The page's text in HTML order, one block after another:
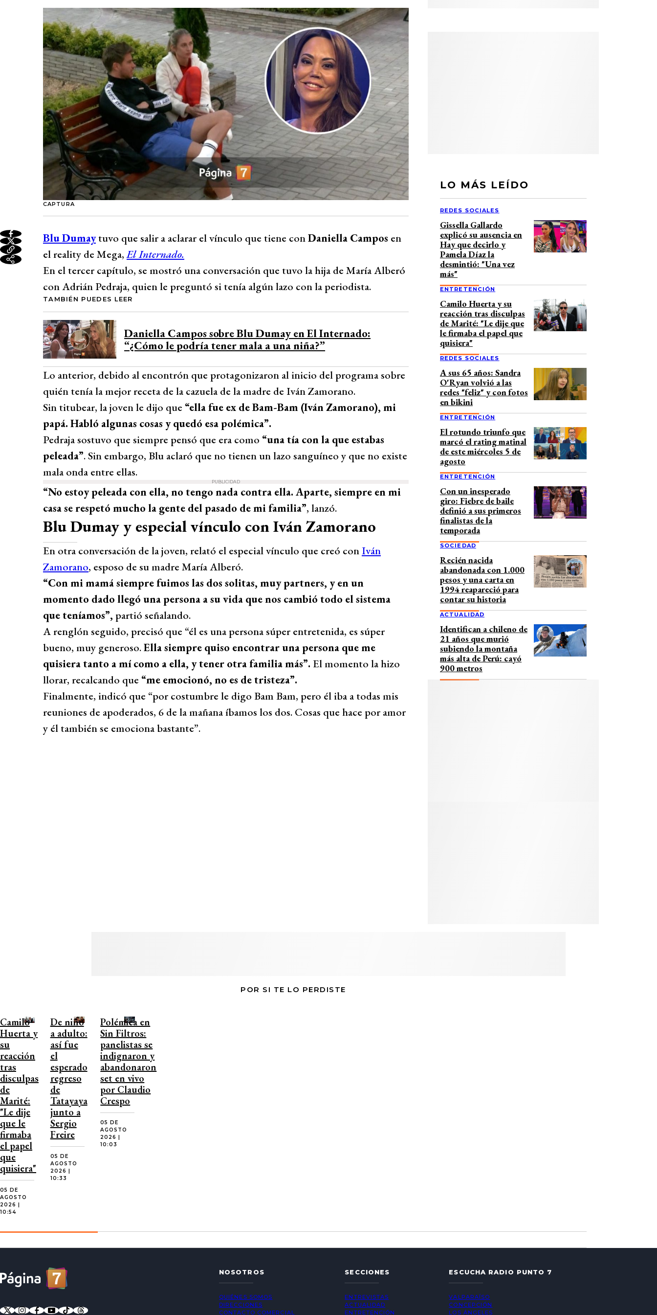
CAPTURA
Blu Dumaytuvo que salir a aclarar el vínculo que tiene conDaniella Campos en
el reality de Mega, El Internado.
En el tercer capítulo, se mostró una conversación que tuvo la hija de María Alberó
con Adrián Pedraja, quien le preguntó si tenía algún lazo con la periodista.
TAMBIÉN PUEDES LEER
Daniella Campos sobre Blu Dumay en El Internado:
“¿Cómo le podría tener mala a una niña?”
Lo anterior, debido al encontrón que protagonizaron al inicio del programa sobre
quién tenía la mejor receta de la cazuela de la madre de Iván Zamorano.
Sin titubear, la joven le dijo que “ella fue ex de Bam-Bam (Iván Zamorano), mi
papá. Habló algunas cosas y quedó esa polémica”.
Pedraja sostuvo que siempre pensó que era como “una tía con la que estabas
peleada”. Sin embargo, Blu aclaró que no tienen un lazo sanguíneo y que no existe
mala onda entre ellas.
PUBLICIDAD
“No estoy peleada con ella, no tengo nada contra ella. Aparte, siempre en mi
casa se respetó mucho la gente del pasado de mi familia”, lanzó.
Blu Dumay y especial vínculo con Iván Zamorano
En otra conversación de la joven, relató el especial vínculo que creó con Iván
Zamorano, esposo de su madre María Alberó.
“Con mi mamá siempre fuimos las dos solitas, muy partners, y en un
momento dado llegó una persona a su vida que nos cambió todo el sistema
que teníamos”, partió señalando.
A renglón seguido, precisó que “él es una persona súper entretenida, es súper
bueno, muy generoso.Ella siempre quiso encontrar una persona que me
quisiera tanto a mí como a ella, y tener otra familia más”. El momento la hizo
llorar, recalcando que “me emocionó, no es de tristeza”.
Finalmente, indicó que “por costumbre le digo Bam Bam, pero él iba a todas mis
reuniones de apoderados, 6 de la mañana íbamos los dos. Cosas que hace por amor
y él también se emociona bastante”.
LO MÁS LEÍDO
REDES SOCIALES
Gissella Gallardo
explicó su ausencia en
Hay que decirlo y
Pamela Díaz la
desmintió: "Una vez
más"
ENTRETENCIÓN
Camilo Huerta y su
reacción tras disculpas
de Marité: "Le dije que
le firmaba el papel que
quisiera"
REDES SOCIALES
A sus 65 años: Sandra
O'Ryan volvió a las
redes "feliz" y con fotos
en bikini
ENTRETENCIÓN
El rotundo triunfo que
marcó el rating matinal
de este miércoles 5 de
agosto
ENTRETENCIÓN
Con un inesperado
giro: Fiebre de baile
definió a sus primeros
finalistas de la
temporada
SOCIEDAD
Recién nacida
abandonada con 1.000
pesos y una carta en
1994 reapareció para
contar su historia
ACTUALIDAD
Identifican a chileno de
21 años que murió
subiendo la montaña
más alta de Perú: cayó
900 metros
POR SI TE LO PERDISTE
Camilo
Huerta y
su
reacción
tras
disculpas
de
Marité:
"Le dije
que le
firmaba
el papel
que
quisiera"
05 DE
AGOSTO
2026 |
10:54
De niño
a adulto:
así fue
el
esperado
regreso
de
Tatayaya
junto a
Sergio
Freire
05 DE
AGOSTO
2026 |
10:33
Polémica en
Sin Filtros:
panelistas se
indignaron y
abandonaron
set en vivo
por Claudio
Crespo
05 DE
AGOSTO
2026 |
10:03
NOSOTROS
QUIÉNES SOMOS
DIRECCIONES
CONTACTO COMERCIAL
SECCIONES
ENTREVISTAS
ACTUALIDAD
ENTRETENCIÓN
ESCUCHA RADIO PUNTO 7
VALPARAÍSO
CONCEPCIÓN
LOS ÁNGELES